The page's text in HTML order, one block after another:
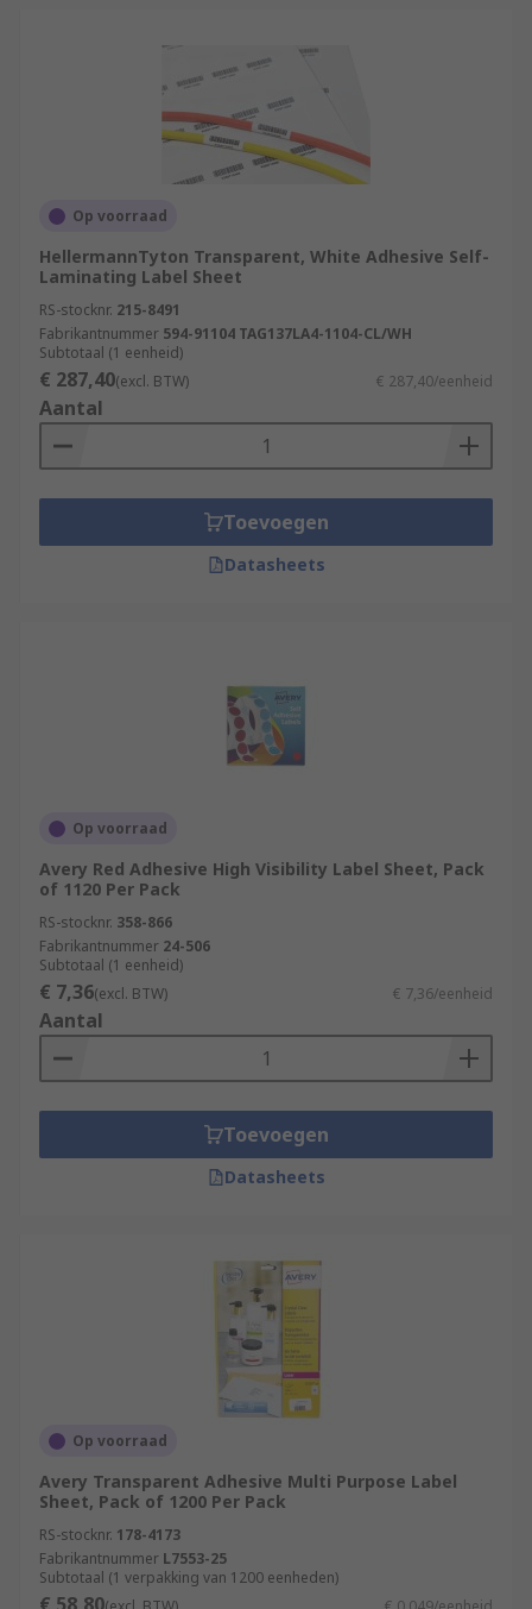
Op voorraad
HellermannTyton Transparent, White Adhesive Self-
Laminating Label Sheet
RS-stocknr. 215-8491
Fabrikantnummer 594-91104 TAG137LA4-1104-CL/WH
Subtotaal (1 eenheid)
€ 287,40(excl. BTW) € 287,40/eenheid
Aantal
Toevoegen
Datasheets
Op voorraad
Avery Red Adhesive High Visibility Label Sheet, Pack
of 1120 Per Pack
RS-stocknr. 358-866
Fabrikantnummer 24-506
Subtotaal (1 eenheid)
€ 7,36(excl. BTW) € 7,36/eenheid
Aantal
Toevoegen
Datasheets
Op voorraad
Avery Transparent Adhesive Multi Purpose Label
Sheet, Pack of 1200 Per Pack
RS-stocknr. 178-4173
Fabrikantnummer L7553-25
Subtotaal (1 verpakking van 1200 eenheden)